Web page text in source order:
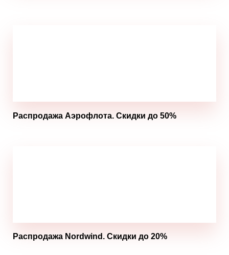
Распродажа Аэрофлота. Скидки до 50%
Распродажа Nordwind. Скидки до 20%